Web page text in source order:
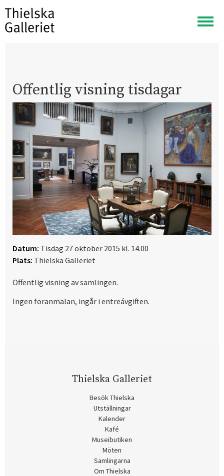
Visa
meny
Offentlig visning tisdagar
Datum: Tisdag 27 oktober 2015 kl. 14.00
Plats: Thielska Galleriet
Offentlig visning av samlingen.
Ingen föranmälan, ingår i entreávgiften.
Thielska Galleriet
Besök Thielska
Utställningar
Kalender
Kafé
Museibutiken
Möten
Samlingarna
Om Thielska